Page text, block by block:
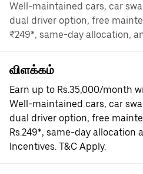
Well-maintained cars, car
dual driver option, free
₹249*, same-day allocation,
விளக்கம்
Earn up to Rs.35,000/month
Well-maintained cars, car
dual driver option, free
Rs.249*, same-day allocation
Incentives. T&C Apply.